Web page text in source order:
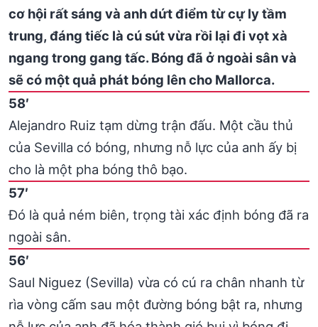
cơ hội rất sáng và anh dứt điểm từ cự ly tầm
trung, đáng tiếc là cú sút vừa rồi lại đi vọt xà
ngang trong gang tấc. Bóng đã ở ngoài sân và
sẽ có một quả phát bóng lên cho Mallorca.
58′
Alejandro Ruiz tạm dừng trận đấu. Một cầu thủ
của Sevilla có bóng, nhưng nỗ lực của anh ấy bị
cho là một pha bóng thô bạo.
57′
Đó là quả ném biên, trọng tài xác định bóng đã ra
ngoài sân.
56′
Saul Niguez (Sevilla) vừa có cú ra chân nhanh từ
rìa vòng cấm sau một đường bóng bật ra, nhưng